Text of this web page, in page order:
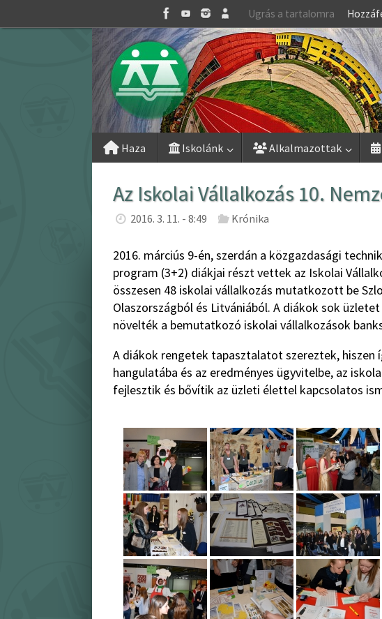
to
Ugrás a tartalomra
Skip
Haza Iskolánk Alkalmazottak
Az Iskolai Vállalkozás 10.
2016. 3. 11. - 8:49 Krónika
2016. márciús 9-én, szerdán a közgazdasági
program (3+2) diákjai részt vettek az Iskolai
összesen 48 iskolai vállalkozás mutatkozott be
Olaszországból és Litvániából. A diákok sok
növelték a bemutatkozó iskolai vállalkozások
A diákok rengetek tapasztalatot szereztek,
hangulatába és az eredményes ügyvitelbe, az
fejlesztik és bővítik az üzleti élettel kapcsolatos